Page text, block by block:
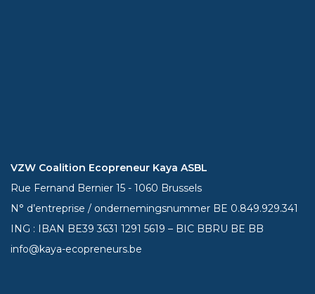
VZW Coalition Ecopreneur Kaya ASBL
Rue Fernand Bernier 15 - 1060 Brussels
N° d’entreprise / ondernemingsnummer BE 0.849.929.341
ING : IBAN BE393631 1291 5619 – BIC BBRU BE BB
info@kaya-ecopreneurs.be